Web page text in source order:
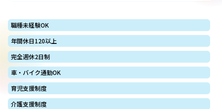
職種未経験OK
年間休日120以上
完全週休2日制
車・バイク通勤OK
育児支援制度
介護支援制度